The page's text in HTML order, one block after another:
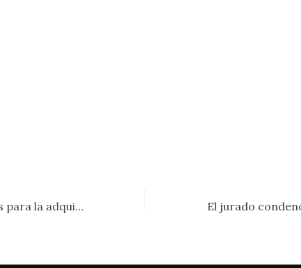
Apertura de sobres para la adquisición de maquina mini cargadora.-